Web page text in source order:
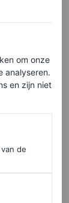
om onze
analyseren.
en zijn niet
de